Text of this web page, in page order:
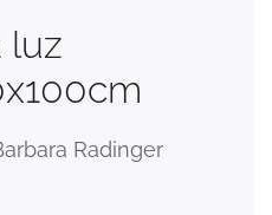
luz
Radinger